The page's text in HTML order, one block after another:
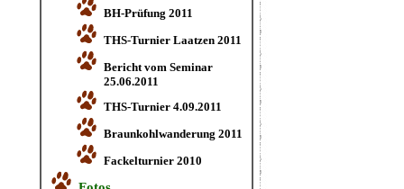
BH-Prüfung 2011
THS-Turnier Laatzen 2011
Bericht vom Seminar
25.06.2011
THS-Turnier 4.09.2011
Braunkohlwanderung 2011
Fackelturnier 2010